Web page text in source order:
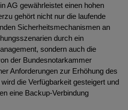
AG gewährleistet einen hohen
gehört nicht nur die laufende
Sicherheitsmechanismen an
durch ein
sondern auch die
der Bundesnotarkammer
Anforderungen zur Erhöhung des
die Verfügbarkeit gesteigert und
eine Backup-Verbindung